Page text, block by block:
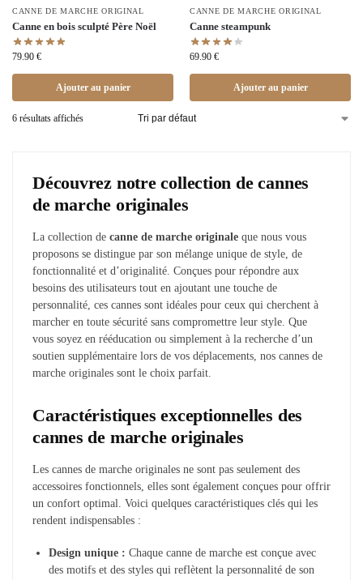
CANNE DE MARCHE ORIGINAL
Canne en bois sculpté Père Noël
79.90 €
Ajouter au panier
CANNE DE MARCHE ORIGINAL
Canne steampunk
69.90 €
Ajouter au panier
6 résultats affichés
Découvrez notre collection de cannes
de marche originales
La collection de canne de marche originale que nous vous
proposons se distingue par son mélange unique de style, de
fonctionnalité et d’originalité. Conçues pour répondre aux
besoins des utilisateurs tout en ajoutant une touche de
personnalité, ces cannes sont idéales pour ceux qui cherchent à
marcher en toute sécurité sans compromettre leur style. Que
vous soyez en rééducation ou simplement à la recherche d’un
soutien supplémentaire lors de vos déplacements, nos cannes de
marche originales sont le choix parfait.
Caractéristiques exceptionnelles des
cannes de marche originales
Les cannes de marche originales ne sont pas seulement des
accessoires fonctionnels, elles sont également conçues pour offrir
un confort optimal. Voici quelques caractéristiques clés qui les
rendent indispensables :
Design unique : Chaque canne de marche est conçue avec
des motifs et des styles qui reflètent la personnalité de son